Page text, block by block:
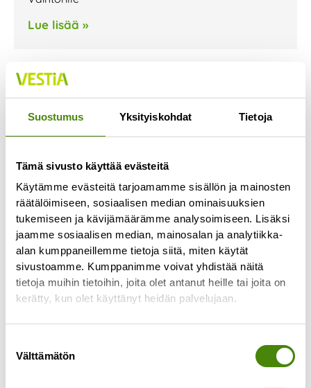
Suostumus Yksityiskohdat Tietoja
Tämä sivusto käyttää evästeitä
Käytämme evästeitä tarjoamamme sisällön ja mainosten
räätälöimiseen, sosiaalisen median ominaisuuksien
tukemiseen ja kävijämäärämme analysoimiseen. Lisäksi
jaamme sosiaalisen median, mainosalan ja analytiikka-
alan kumppaneillemme tietoja siitä, miten käytät
sivustoamme. Kumppanimme voivat yhdistää näitä
tietoja muihin tietoihin, joita olet antanut heille tai joita on
kerätty, kun olet käyttänyt heidän palvelujaan.
valinta
Välttämätön
Lue lisää »
Jäteastioiden
tyhjennyspäivissä muutoksia
loka-marraskuussa
28.9.2023
Kannuksen, Sievin ja Toholammin alueen
jätekuljetusten urakoitsija vaihtuu lokakuun
alussa. Urakoitsijan vaihtumisen seurauksena
jätekuljetusten reitit muuttuvat ja jäteastian
tyhjennyspäivässä tapahtuu
Lue lisää »